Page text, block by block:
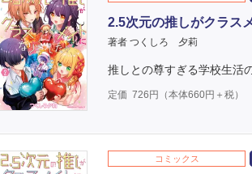
2.5次元の推しがクラス
著者 つくしろ 夕莉
推しとの尊すぎる学校生活
定価 726 円（本体660円＋税）
コミックス